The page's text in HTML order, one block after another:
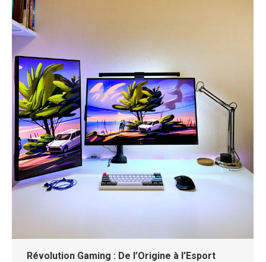
Révolution Gaming : De l’Origine à l’Esport